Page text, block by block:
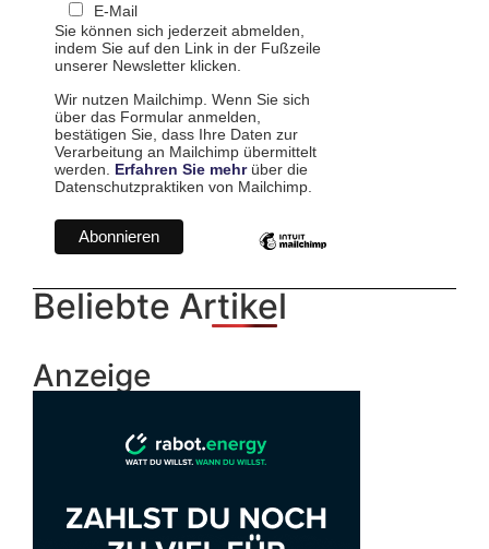
E-Mail
Sie können sich jederzeit abmelden,
indem Sie auf den Link in der Fußzeile
unserer Newsletter klicken.
Wir nutzen Mailchimp. Wenn Sie sich
über das Formular anmelden,
bestätigen Sie, dass Ihre Daten zur
Verarbeitung an Mailchimp übermittelt
werden. Erfahren Sie mehrüber die
Datenschutzpraktiken von Mailchimp.
Beliebte Artikel
Anzeige